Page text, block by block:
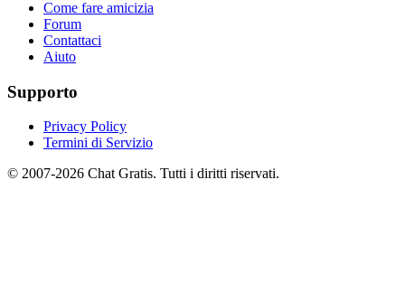
Come fare amicizia
Forum
Contattaci
Aiuto
Supporto
Privacy Policy
Termini di Servizio
© 2007-2026 Chat Gratis. Tutti i diritti riservati.